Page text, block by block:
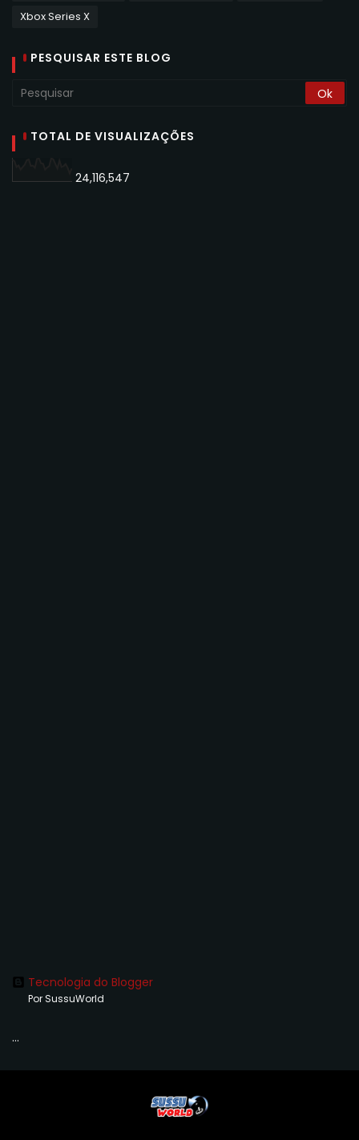
Xbox Series X
PESQUISAR ESTE BLOG
TOTAL DE VISUALIZAÇÕES
24,116,547
Tecnologia do Blogger
Por SussuWorld
...